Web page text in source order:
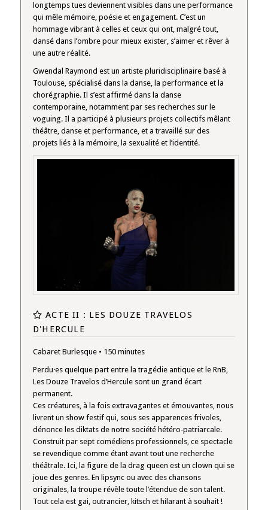
longtemps tues deviennent visibles dans une performance
qui mêle mémoire, poésie et engagement. C’est un
hommage vibrant à celles et ceux qui ont, malgré tout,
dansé dans l’ombre pour mieux exister, s’aimer et rêver à
une autre réalité.
Gwendal Raymond est un artiste pluridisciplinaire basé à
Toulouse, spécialisé dans la danse, la performance et la
chorégraphie. Il s’est affirmé dans la danse
contemporaine, notamment par ses recherches sur le
voguing. Il a participé à plusieurs projets collectifs mêlant
théâtre, danse et performance, et a travaillé sur des
projets liés à la mémoire, la sexualité et l’identité.
ACTE II : LES DOUZE TRAVELOS
D'HERCULE
Cabaret Burlesque • 150 minutes
Perdu·es quelque part entre la tragédie antique et le RnB,
Les Douze Travelos d’Hercule sont un grand écart
permanent.
Ces créatures, à la fois extravagantes et émouvantes, nous
livrent un show festif qui, sous ses apparences frivoles,
dénonce les diktats de notre société hétéro‑patriarcale.
Construit par sept comédiens professionnels, ce spectacle
se revendique comme étant avant tout une recherche
théâtrale. Ici, la figure de la drag queen est un clown qui se
joue des genres. En lipsync ou avec des chansons
originales, la troupe révèle toute l’étendue de son talent.
Tout cela est gai, outrancier, kitsch et hilarant à souhait !